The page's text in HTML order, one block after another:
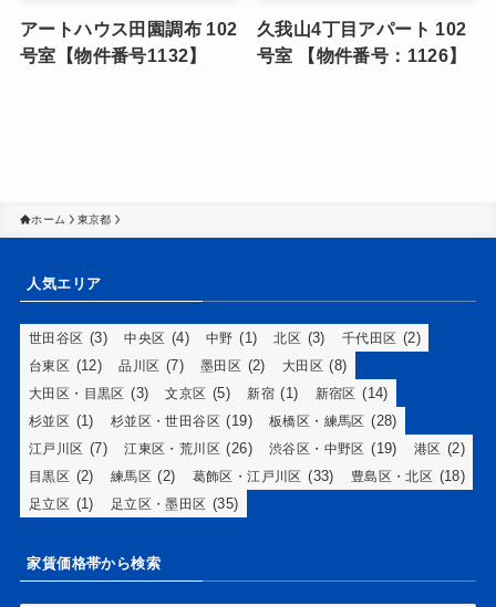
アートハウス田園調布 102
号室【物件番号1132】
久我山4丁目アパート 102
号室 【物件番号：1126】
ホーム 東京都
人気エリア
世田谷区 (3) 中央区 (4) 中野 (1) 北区 (3) 千代田区 (2)
台東区 (12) 品川区 (7) 墨田区 (2) 大田区 (8)
大田区・目黒区 (3) 文京区 (5) 新宿 (1) 新宿区 (14)
杉並区 (1) 杉並区・世田谷区 (19) 板橋区・練馬区 (28)
江戸川区 (7) 江東区・荒川区 (26) 渋谷区・中野区 (19) 港区 (2)
目黒区 (2) 練馬区 (2) 葛飾区・江戸川区 (33) 豊島区・北区 (18)
足立区 (1) 足立区・墨田区 (35)
家賃価格帯から検索